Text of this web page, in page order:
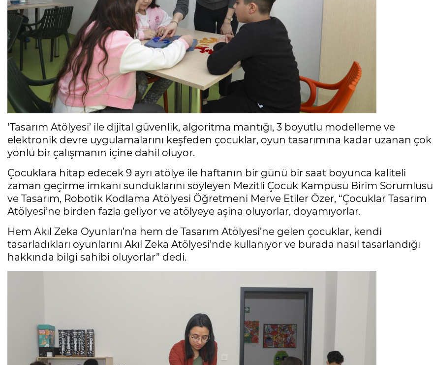
‘Tasarım Atölyesi’ ile dijital güvenlik, algoritma mantığı, 3 boyutlu modelleme ve
elektronik devre uygulamalarını keşfeden çocuklar, oyun tasarımına kadar uzanan çok
yönlü bir çalışmanın içine dahil oluyor.
Çocuklara hitap edecek 9 ayrı atölye ile haftanın bir günü bir saat boyunca kaliteli
zaman geçirme imkanı sunduklarını söyleyen Mezitli Çocuk Kampüsü Birim Sorumlusu
ve Tasarım, Robotik Kodlama Atölyesi Öğretmeni Merve Etiler Özer, “Çocuklar Tasarım
Atölyesi’ne birden fazla geliyor ve atölyeye aşina oluyorlar, doyamıyorlar.
Hem Akıl Zeka Oyunları’na hem de Tasarım Atölyesi’ne gelen çocuklar, kendi
tasarladıkları oyunlarını Akıl Zeka Atölyesi’nde kullanıyor ve burada nasıl tasarlandığı
hakkında bilgi sahibi oluyorlar” dedi.